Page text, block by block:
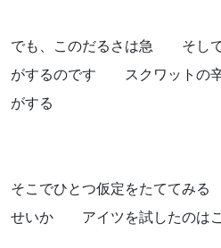
お問い合わせ
でも、このだるさは急 そして
がするのです スクワットの辛
がする
そこでひとつ仮定をたててみ
せいか アイツを試したの